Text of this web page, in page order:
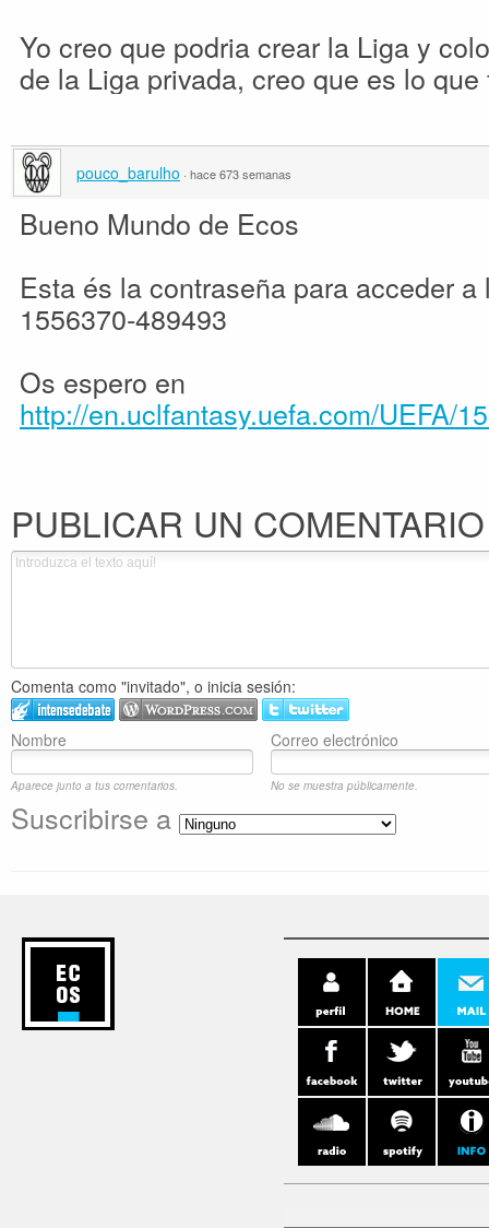
Yo creo que podria crear la Liga y
de la Liga privada, creo que es lo
pouco_barulho · hace 673 semanas
Bueno Mundo de Ecos
Esta és la contraseña para acceder
1556370-489493
Os espero en
http://en.uclfantasy.uefa.com/UEFA/
PUBLICAR UN
Comenta como "invitado", o inicia sesión:
Nombre Correo electrónico
Aparece junto a tus comentarios. No se muestra públicamente.
Suscribirse a